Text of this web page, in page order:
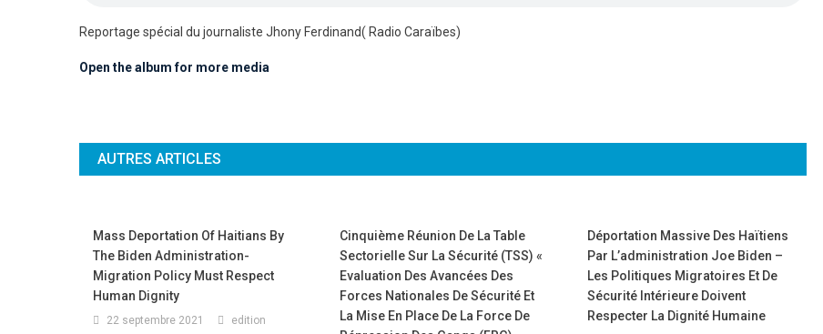
Reportage spécial du journaliste Jhony Ferdinand( Radio Caraïbes)
Open the album for more media
AUTRES ARTICLES
Mass Deportation Of Haitians By
The Biden Administration-
Migration Policy Must Respect
Human Dignity
22 septembre 2021 edition
Cinquième Réunion De La Table
Sectorielle Sur La Sécurité (TSS) «
Evaluation Des Avancées Des
Forces Nationales De Sécurité Et
La Mise En Place De La Force De
Déportation Massive Des Haïtiens
Par L’administration Joe Biden –
Les Politiques Migratoires Et De
Sécurité Intérieure Doivent
Respecter La Dignité Humaine